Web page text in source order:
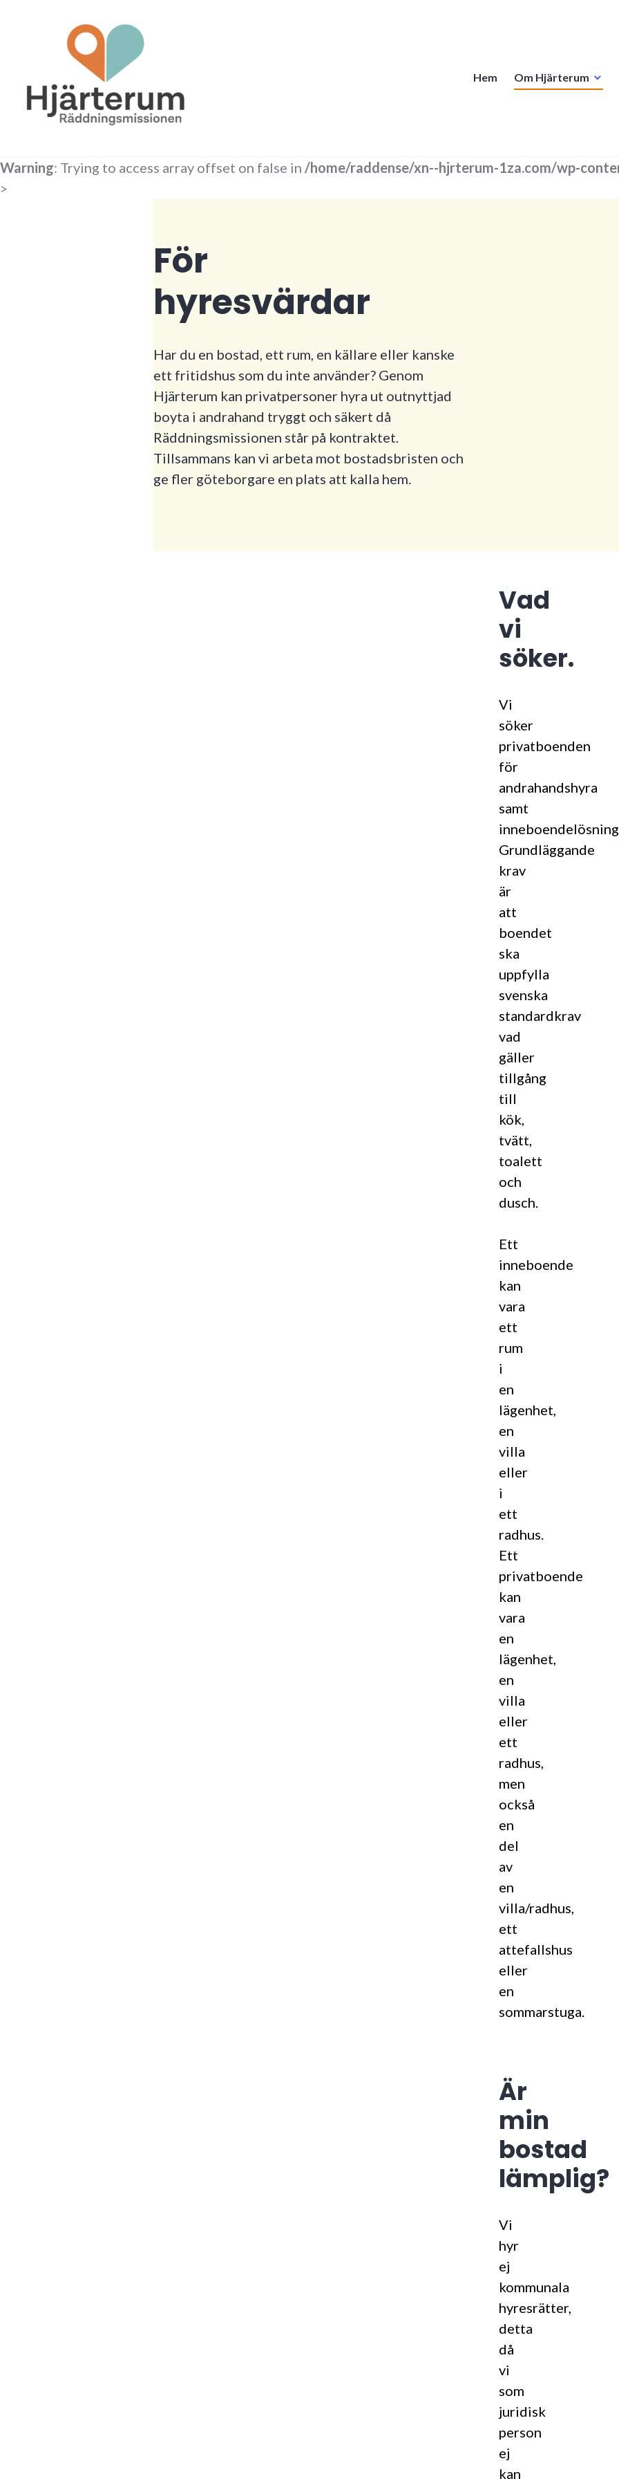
Hem Om Hjärterum
Warning: Trying to access array offset on false in /home/raddense/xn--hjrterum-1za.com/wp-
>
För
hyresvärdar
Har du en bostad, ett rum, en källare eller kanske
ett fritidshus som du inte använder? Genom
Hjärterum kan privatpersoner hyra ut outnyttjad
boyta i andrahand tryggt och säkert då
Räddningsmissionen står på kontraktet.
Tillsammans kan vi arbeta mot bostadsbristen och
ge fler göteborgare en plats att kalla hem.
Vad
vi
söker.
Vi
söker
privatboenden
för
andrahandshyra
samt
Grundläggande
krav
är
att
boendet
ska
uppfylla
svenska
standardkrav
vad
gäller
tillgång
till
kök,
tvätt,
toalett
och
dusch.
Ett
inneboende
kan
vara
ett
rum
i
en
lägenhet,
en
villa
eller
i
ett
radhus.
Ett
privatboende
kan
vara
en
lägenhet,
en
villa
eller
ett
radhus,
men
också
en
del
av
en
villa/radhus,
ett
attefallshus
eller
en
sommarstuga.
Är
min
bostad
lämplig?
Vi
hyr
ej
kommunala
hyresrätter,
detta
då
vi
som
juridisk
person
ej
kan